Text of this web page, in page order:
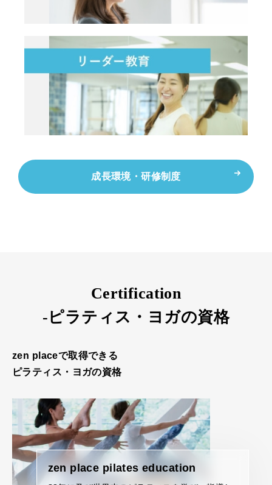
成長環境・研修制度
Certification
-ピラティス・ヨガの資格
zen placeで取得できる
ピラティス・ヨガの資格
zen place pilates education